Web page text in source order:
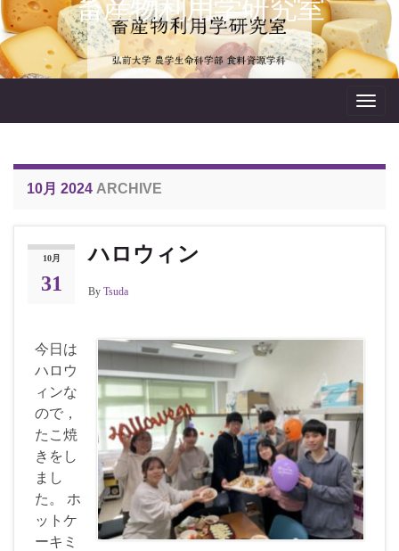
畜産物利用学研究室
10月 2024 ARCHIVE
10月
31
ハロウィン
By Tsuda
今日は
ハロウ
ィンな
ので，
たこ焼
きをし
まし
た。 ホ
ットケ
ーキミ